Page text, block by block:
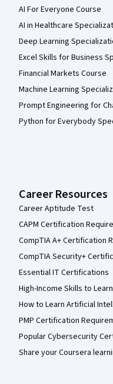
AI For Everyone Course
AI in Healthcare
Deep Learning
Excel Skills for Business
Financial Markets Course
Machine Learning
Prompt Engineering for
Python for Everybody
Career Resources
Career Aptitude Test
CAPM Certification
CompTIA A+ Certification
CompTIA Security+
Essential IT Certifications
High-Income Skills to Learn
How to Learn Artificial
PMP Certification
Popular Cybersecurity
Share your Coursera